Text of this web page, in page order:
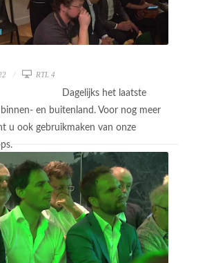
RTL 4
Dagelijks het laatste
en buitenland. Voor nog meer
u ook gebruikmaken van onze